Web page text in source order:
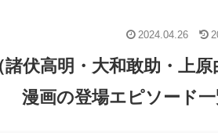
諸伏高明・大和敢助・上
漫画の登場エピソード一
2024.04.26